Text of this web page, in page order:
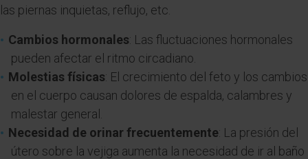
las piernas inquietas, reflujo, etc.
Cambios hormonales: Las fluctuaciones hormonales
pueden afectar el ritmo circadiano.
Molestias físicas: El crecimiento del feto y los cambios
en el cuerpo causan dolores de espalda, calambres y
malestar general.
Necesidad de orinar frecuentemente: La presión del
útero sobre la vejiga aumenta la necesidad de ir al baño